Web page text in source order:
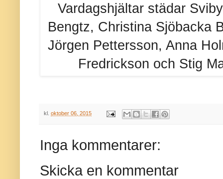
Vardagshjältar städar
Bengtz, Christina Sjöbacka
Jörgen Pettersson, Anna
Fredrickson och Stig
kl. oktober 06, 2015
Inga kommentarer:
Skicka en kommentar